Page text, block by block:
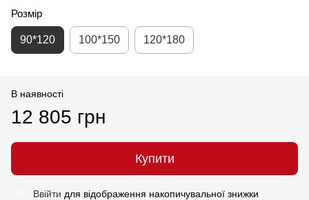
Розмір
90*120 100*150 120*180
В наявності
12 805 грн
Купити
Ввійти для відображення накопичувальної знижки